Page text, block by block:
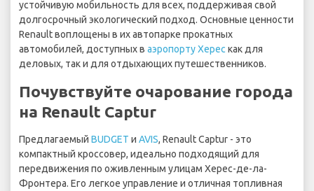
устойчивую мобильность для всех, поддерживая свой
долгосрочный экологический подход. Основные ценности
Renault воплощены в их автопарке прокатных
автомобилей, доступных в аэропорту Херес как для
деловых, так и для отдыхающих путешественников.
Почувствуйте очарование города
на Renault Captur
Предлагаемый BUDGET и AVIS, Renault Captur - это
компактный кроссовер, идеально подходящий для
передвижения по оживленным улицам Херес-де-ла-
Фронтера. Его легкое управление и отличная топливная